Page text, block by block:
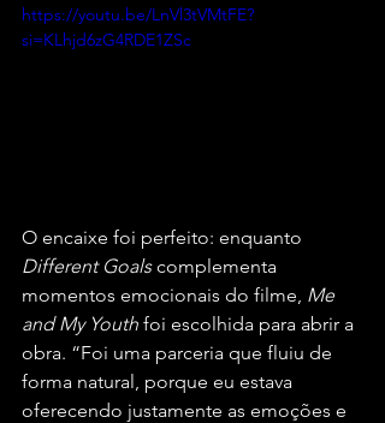
https://youtu.be/LnVl3tVMtFE?
si=KLhjd6zG4RDE1ZSc
O encaixe foi perfeito: enquanto
Different Goals complementa
momentos emocionais do filme, Me
and My Youth foi escolhida para abrir a
obra. “Foi uma parceria que fluiu de
forma natural, porque eu estava
oferecendo justamente as emoções e